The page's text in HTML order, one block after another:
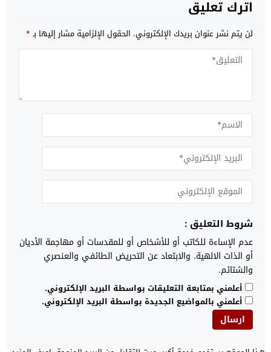
اترك تعليق
لن يتم نشر عنوان بريدك الإلكتروني. الحقول الإلزامية مشار إليها بـ*
شروط التعليق :
عدم الإساءة للكاتب أو للأشخاص أو للمقدسات أو مهاجمة الأديان
أو الذات الالهية. والابتعاد عن التحريض الطائفي والعنصري
والشتائم.
أعلمني بمتابعة التعليقات بواسطة البريد الإلكتروني.
أعلمني بالمواضيع الجديدة بواسطة البريد الإلكتروني.